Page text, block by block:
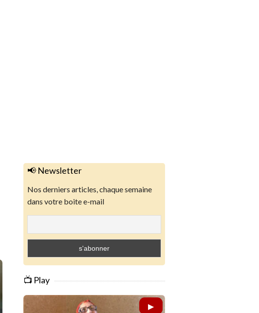
📢 Newsletter
Nos derniers articles, chaque semaine
dans votre boite e-mail
📺 Play